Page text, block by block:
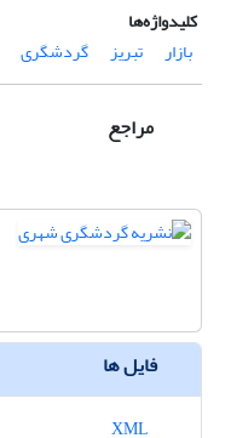
کلیدواژه‌ها
بازار
تبریز گردشگری
مراجع
فایل ها